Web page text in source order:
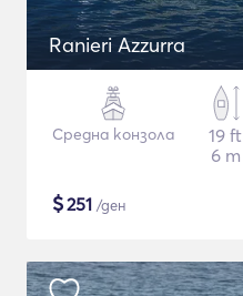
Ranieri Azzurra
Средна конзола
19 ft
6 m
$251 /ден